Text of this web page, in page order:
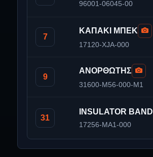
96001-06045-00
7
ΚΑΠΑΚΙ ΜΠΕΚ
17120-XJA-000
9
ΑΝΟΡΘΩΤΗΣ
31600-M56-000-M1
31
INSULATOR BAND
17256-MA1-000